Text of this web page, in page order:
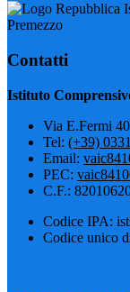
Premezzo
Contatti
Istituto
Via E.Fermi
Tel: (+39)
Email:
PEC:
C.F.:
Codice IPA:
Codice unico